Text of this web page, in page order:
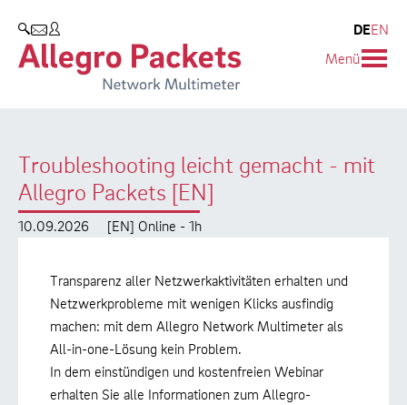
SUCHEN
DEEN
Menü
Troubleshooting leicht gemacht - mit
Allegro Packets [EN]
10.09.2026 [EN] Online - 1h
Transparenz aller Netzwerkaktivitäten erhalten und
Netzwerkprobleme mit wenigen Klicks ausfindig
machen: mit dem Allegro Network Multimeter als
All-in-one-Lösung kein Problem.
In dem einstündigen und kostenfreien Webinar
erhalten Sie alle Informationen zum Allegro-
Allegro Network Multimeter
Produktübersicht
Use Cases
Whitepaper
Case Studies
Support
Produkt-Handbuch
Training
Unternehmen
Partner
Umweltschutz
Karriere